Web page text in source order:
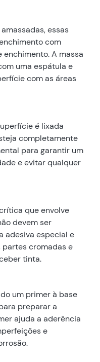
essas
com
A massa
uma espátula e
com as áreas
é lixada
completamente
para garantir um
e evitar qualquer
que envolve
devem ser
adesiva especial e
partes cromadas e
tinta.
um primer à base
preparar a
ajuda a aderência
e